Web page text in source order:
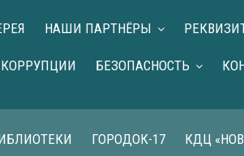
НАШИ ПАРТНЁРЫ
БЕЗОПАСНОСТЬ
ГОРОДОК-17 КДЦ